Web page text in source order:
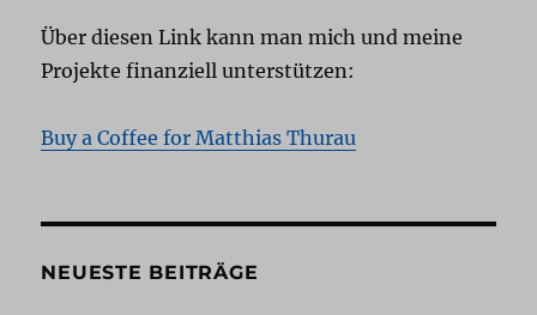
Über diesen Link kann man mich und meine
Projekte finanziell unterstützen:
Buy a Coffee for Matthias Thurau
NEUESTE BEITRÄGE